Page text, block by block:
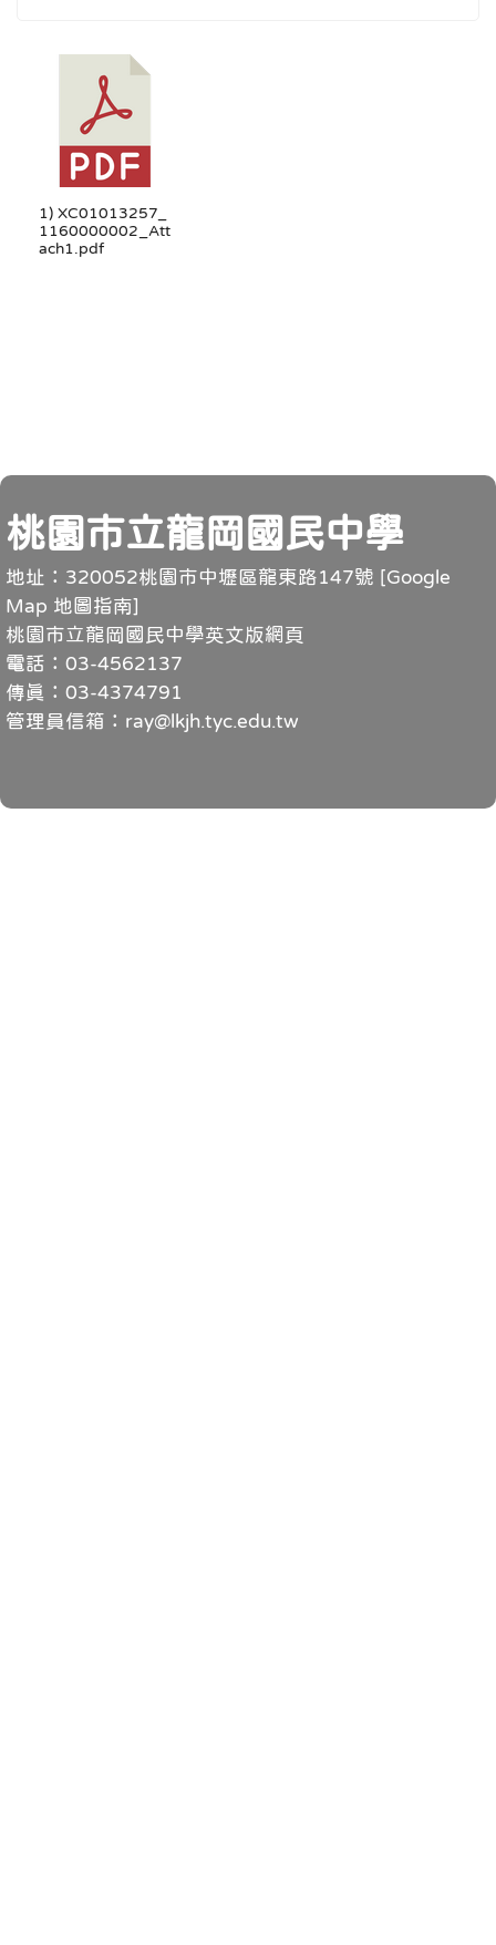
1) XC01013257_
1160000002_Att
ach1.pdf
頁尾
桃園市立龍岡國民中學
地址：320052桃園市中壢區龍東路147號 [Google
Map 地圖指南]
桃園市立龍岡國民中學英文版網頁
電話：03-4562137
傳真：03-4374791
管理員信箱：ray@lkjh.tyc.edu.tw